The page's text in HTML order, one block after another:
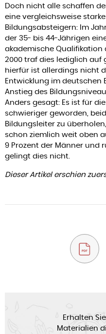
Doch nicht alle schaffen
eine vergleichsweise
Bildungsabsteigern: Im
der 35- bis 44-Jährigen
akademische Qualifikation
2000 traf dies lediglich auf
hierfür ist allerdings nicht
Entwicklung im deutschen
Anstieg des
Anders gesagt: Es ist für
schwieriger geworden,
Bildungsleiter zu
schon ziemlich weit oben
9 Prozent der Männer und
gelingt dies nicht.
Dieser Artikel erschien
Erhalten
Materialien